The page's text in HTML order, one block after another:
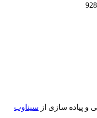
و پیاده سازی از سیناوب